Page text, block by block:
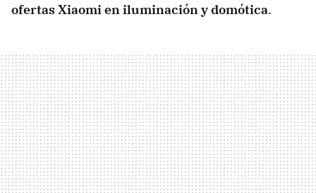
ofertas Xiaomi en iluminación y domótica.